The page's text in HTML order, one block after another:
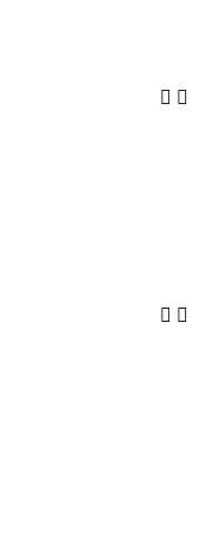
 
 